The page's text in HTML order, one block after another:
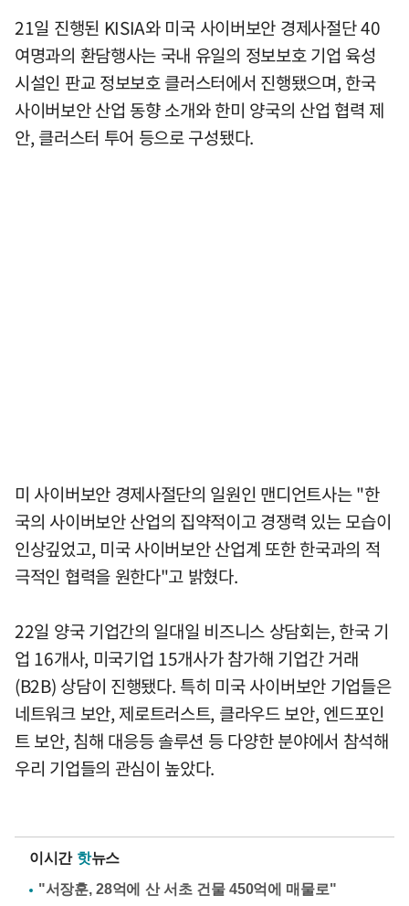
21일 진행된 KISIA와 미국 사이버보안 경제사절단 40
여명과의 환담행사는 국내 유일의 정보보호 기업 육성
시설인 판교 정보보호 클러스터에서 진행됐으며, 한국
사이버보안 산업 동향 소개와 한미 양국의 산업 협력 제
안, 클러스터 투어 등으로 구성됐다.
미 사이버보안 경제사절단의 일원인 맨디언트사는 "한
국의 사이버보안 산업의 집약적이고 경쟁력 있는 모습이
인상깊었고, 미국 사이버보안 산업계 또한 한국과의 적
극적인 협력을 원한다"고 밝혔다.
22일 양국 기업간의 일대일 비즈니스 상담회는, 한국 기
업 16개사, 미국기업 15개사가 참가해 기업간 거래
(B2B) 상담이 진행됐다. 특히 미국 사이버보안 기업들은
네트워크 보안, 제로트러스트, 클라우드 보안, 엔드포인
트 보안, 침해 대응등 솔루션 등 다양한 분야에서 참석해
우리 기업들의 관심이 높았다.
이시간 핫뉴스
"서장훈, 28억에 산 서초 건물 450억에 매물로"